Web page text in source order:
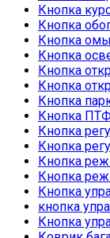
Кнопка
Кнопка
Кнопка
Кнопка
Кнопка
Кнопка
Кнопка
Кнопка
Кнопка
Кнопка
Кнопка
Кнопка
Кнопка
кнопка
Кнопка